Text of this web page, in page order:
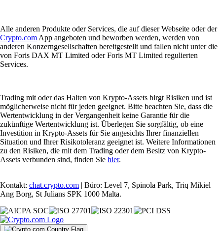
Alle anderen Produkte oder Services, die auf dieser Webseite oder der
Crypto.com App angeboten und beworben werden, werden von
anderen Konzerngesellschaften bereitgestellt und fallen nicht unter die
von Foris DAX MT Limited oder Foris MT Limited regulierten
Services.
Trading mit oder das Halten von Krypto-Assets birgt Risiken und ist
möglicherweise nicht für jeden geeignet. Bitte beachten Sie, dass die
Wertentwicklung in der Vergangenheit keine Garantie für die
zukünftige Wertentwicklung ist. Überlegen Sie sorgfältig, ob eine
Investition in Krypto-Assets für Sie angesichts Ihrer finanziellen
Situation und Ihrer Risikotoleranz geeignet ist. Weitere Informationen
zu den Risiken, die mit dem Trading oder dem Besitz von Krypto-
Assets verbunden sind, finden Sie hier.
Kontakt: chat.crypto.com | Büro: Level 7, Spinola Park, Triq Mikiel
Ang Borg, St Julians SPK 1000 Malta.